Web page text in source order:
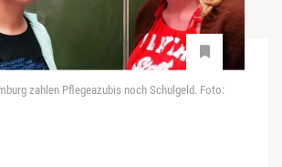
zahlen Pflegeazubis noch Schulgeld. Foto: